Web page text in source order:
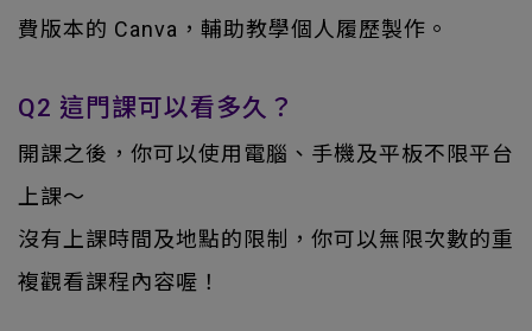
費版本的 Canva，輔助教學個人履歷製作。
Q2 這門課可以看多久？
開課之後，你可以使用電腦、手機及平板不限平台
上課～
沒有上課時間及地點的限制，你可以無限次數的重
複觀看課程內容喔！